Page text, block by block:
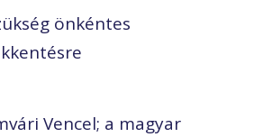
önkéntes
Vencel; a magyar